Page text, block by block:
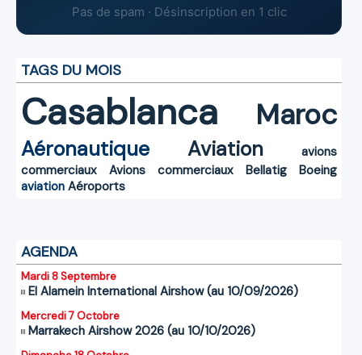
Pas de spam · Désinscription en 1 clic
TAGS DU MOIS
Casablanca Maroc
Aéronautique Aviation
avions
commerciaux
Avions commerciaux Bellatig
Boeing
aviation Aéroports
AGENDA
Mardi 8 Septembre
El Alamein International Airshow (au 10/09/2026)
Mercredi 7 Octobre
Marrakech Airshow 2026 (au 10/10/2026)